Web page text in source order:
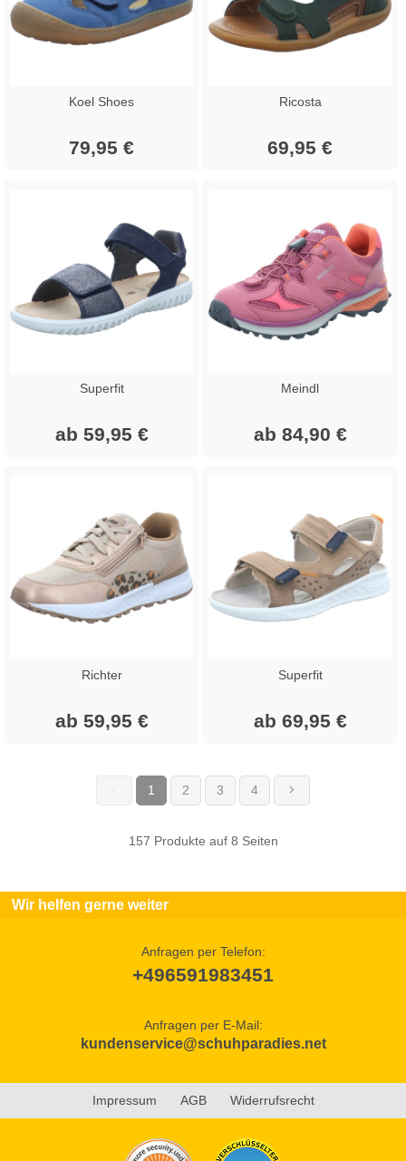
Koel Shoes
79,95 €
Ricosta
69,95 €
Superfit
ab 59,95 €
Meindl
ab 84,90 €
Richter
ab 59,95 €
Superfit
ab 69,95 €
1 (current)
2 3 4
157 Produkte auf 8 Seiten
Wir helfen gerne weiter
Anfragen per Telefon:
+496591983451
Anfragen per E-Mail:
kundenservice@schuhparadies.net
Impressum AGB Widerrufsrecht